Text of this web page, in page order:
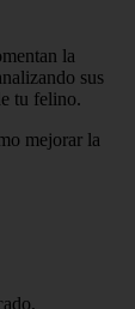
la
sus
tu felino.
mejorar la